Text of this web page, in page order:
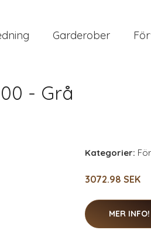
Garderober
- Grå
Kategorier:
3072.98 SEK
MER INFO!